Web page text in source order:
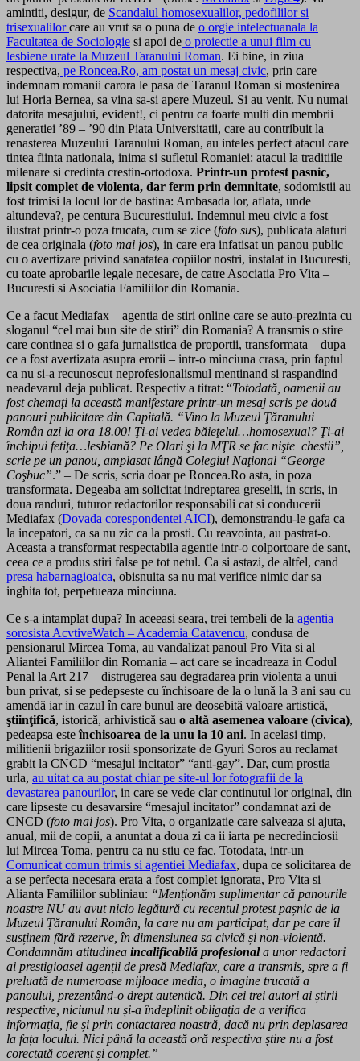
amintiti, desigur, de Scandalul homosexualilor, pedofililor si
trisexualilorcare au vrut sa o puna de o orgie intelectuanala la
Facultatea de Sociologie si apoi de o proiectie a unui film cu
lesbiene urate la Muzeul Taranului Roman. Ei bine, in ziua
respectiva, pe Roncea.Ro, am postat un mesaj civic, prin care
indemnam romanii carora le pasa de Taranul Roman si mostenirea
lui Horia Bernea, sa vina sa-si apere Muzeul. Si au venit. Nu numai
datorita mesajului, evident!, ci pentru ca foarte multi din membrii
generatiei ’89 – ’90 din Piata Universitatii, care au contribuit la
renasterea Muzeului Taranului Roman, au inteles perfect atacul care
tintea fiinta nationala, inima si sufletul Romaniei: atacul la traditiile
milenare si credinta crestin-ortodoxa. Printr-un protest pasnic,
lipsit complet de violenta, dar ferm prin demnitate, sodomistii au
fost trimisi la locul lor de bastina: Ambasada lor, aflata, unde
altundeva?, pe centura Bucurestiului. Indemnul meu civic a fost
ilustrat printr-o poza trucata, cum se zice (foto sus), publicata alaturi
de cea originala (foto mai jos), in care era infatisat un panou public
cu o avertizare privind sanatatea copiilor nostri, instalat in Bucuresti,
cu toate aprobarile legale necesare, de catre Asociatia Pro Vita –
Bucuresti si Asociatia Familiilor din Romania.
Ce a facut Mediafax – agentia de stiri online care se auto-prezinta cu
sloganul “cel mai bun site de stiri” din Romania? A transmis o stire
care continea si o gafa jurnalistica de proportii, transformata – dupa
ce a fost avertizata asupra erorii – intr-o minciuna crasa, prin faptul
ca nu si-a recunoscut neprofesionalismul mentinand si raspandind
neadevarul deja publicat. Respectiv a titrat: “Totodată, oamenii au
fost chemaţi la această manifestare printr-un mesaj scris pe două
panouri publicitare din Capitală. “Vino la Muzeul Ţăranului
Român azi la ora 18.00! Ţi-ai vedea băieţelul…homosexual? Ţi-ai
închipui fetiţa…lesbiană? Pe Olari şi la MŢR se fac nişte chestii”,
scrie pe un panou, amplasat lângă Colegiul Naţional “George
Coşbuc”.” – De scris, scria doar pe Roncea.Ro asta, in poza
transformata. Degeaba am solicitat indreptarea greselii, in scris, in
doua randuri, tuturor redactorilor responsabili cat si conducerii
Mediafax (Dovada corespondentei AICI), demonstrandu-le gafa ca
la incepatori, ca sa nu zic ca la prosti. Cu reavointa, au pastrat-o.
Aceasta a transformat respectabila agentie intr-o colportoare de sant,
ceea ce a produs stiri false pe tot netul. Ca si astazi, de altfel, cand
presa habarnagioaica, obisnuita sa nu mai verifice nimic dar sa
inghita tot, perpetueaza minciuna.
Ce s-a intamplat dupa? In aceeasi seara, trei tembeli de la agentia
sorosista AcvtiveWatch – Academia Catavencu, condusa de
pensionarul Mircea Toma, au vandalizat panoul Pro Vita si al
Aliantei Familiilor din Romania – act care se incadreaza in Codul
Penal la Art 217 – distrugerea sau degradarea prin violenta a unui
bun privat, si se pedepseste cu închisoare de la o lună la 3 ani sau cu
amendă iar in cazul în care bunul are deosebită valoare artistică,
ştiinţifică, istorică, arhivistică sau o altă asemenea valoare (civica),
pedeapsa esteînchisoarea de la unu la 10 ani. In acelasi timp,
militienii brigaziilor rosii sponsorizate de Gyuri Soros au reclamat
grabit la CNCD “mesajul incitator” “anti-gay”. Dar, cum prostia
urla, au uitat ca au postat chiar pe site-ul lor fotografii de la
devastarea panourilor, in care se vede clar continutul lor original, din
care lipseste cu desavarsire “mesajul incitator” condamnat azi de
CNCD (foto mai jos). Pro Vita, o organizatie care salveaza si ajuta,
anual, mii de copii, a anuntat a doua zi ca ii iarta pe necredinciosii
lui Mircea Toma, pentru ca nu stiu ce fac. Totodata, intr-un
Comunicat comun trimis si agentiei Mediafax, dupa ce solicitarea de
a se perfecta necesara erata a fost complet ignorata, Pro Vita si
Alianta Familiilor subliniau: “Menționăm suplimentar că panourile
noastre NU au avut nicio legătură cu recentul protest pașnic de la
Muzeul Țăranului Român, la care nu am participat, dar pe care îl
susținem fără rezerve, în dimensiunea sa civică și non-violentă.
Condamnăm atitudinea incalificabilă profesionala unor redactori
ai prestigioasei agenții de presă Mediafax, care a transmis, spre a fi
preluată de numeroase mijloace media, o imagine trucată a
panoului, prezentând-o drept autentică. Din cei trei autori ai știrii
respective, niciunul nu și-a îndeplinit obligația de a verifica
informația, fie și prin contactarea noastră, dacă nu prin deplasarea
la fața locului. Nici până la această oră respectiva știre nu a fost
corectată coerent și complet.”